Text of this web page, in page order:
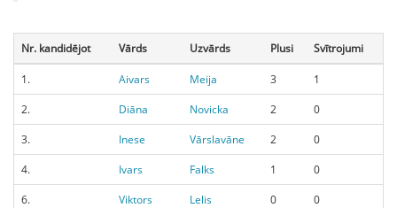
Nr. kandidējot Vārds Uzvārds Plusi Svītrojumi
1. Aivars Meija 3
1
2.
Diāna Novicka 2
0
3.
Inese Vārslavāne 2
0
4.
Ivars Falks 1
0
6.
Viktors Lelis 0
0